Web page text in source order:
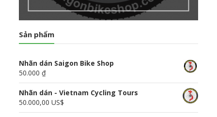
Sản phẩm
Nhãn dán Saigon Bike Shop
50.000 ₫
Nhãn dán - Vietnam Cycling Tours
50.000,00 US$